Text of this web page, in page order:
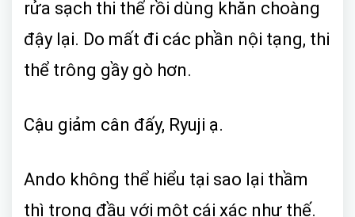
rửa sạch thi thể rồi dùng khăn choàng
đậy lại. Do mất đi các phần nội tạng, thi
thể trông gầy gò hơn.
Cậu giảm cân đấy, Ryuji ạ.
Ando không thể hiểu tại sao lại thầm
thì trong đầu với một cái xác như thế.